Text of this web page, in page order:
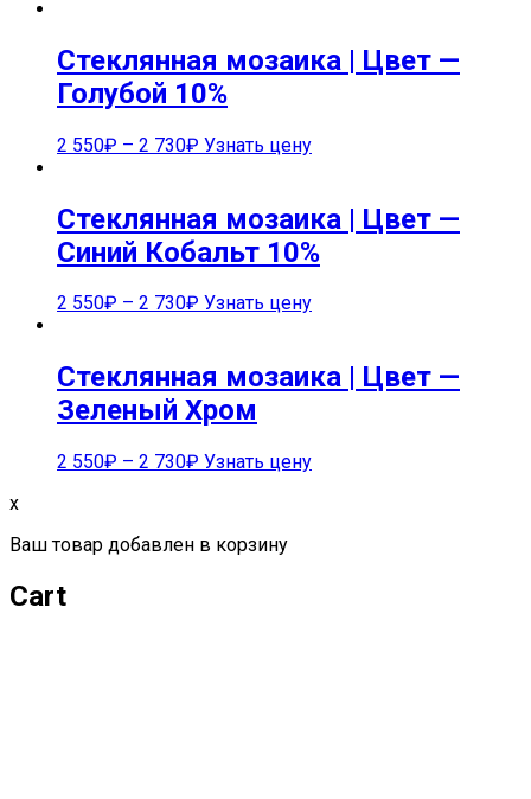
Стеклянная мозаика | Цвет —
Голубой 10%
2 550₽ – 2 730₽ Узнать цену
Стеклянная мозаика | Цвет —
Синий Кобальт 10%
2 550₽ – 2 730₽ Узнать цену
Стеклянная мозаика | Цвет —
Зеленый Хром
2 550₽ – 2 730₽ Узнать цену
x
Ваш товар добавлен в корзину
Cart